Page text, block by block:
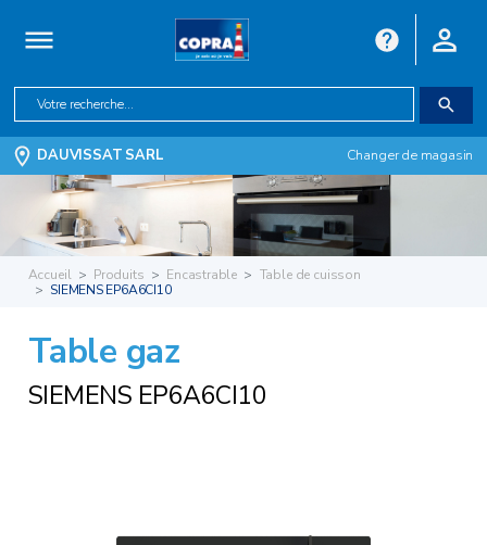
DAUVISSAT SARL Changer de magasin
Accueil Produits Encastrable
Table de cuisson
SIEMENS EP6A6CI10
Table gaz
SIEMENS EP6A6CI10